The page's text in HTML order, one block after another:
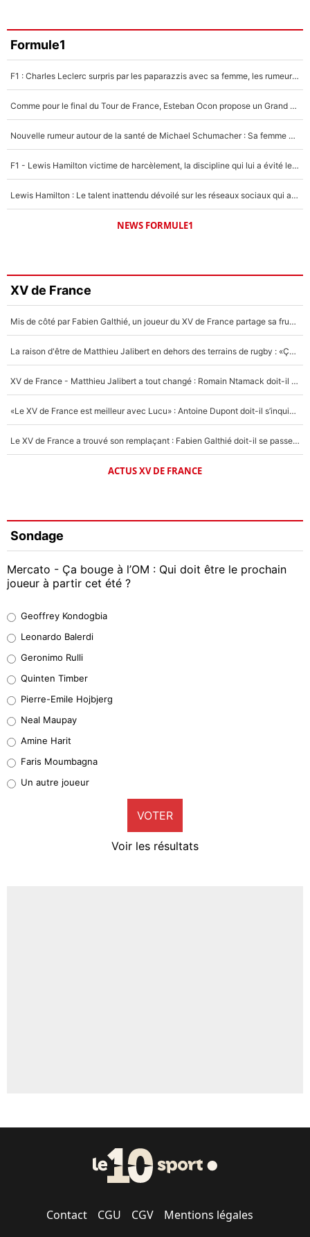
Formule1
F1 : Charles Leclerc surpris par les paparazzis avec sa femme, les rumeurs étaient vraies !
Comme pour le final du Tour de France, Esteban Ocon propose un Grand Prix de Formule 1 à Paris : «Autour de l’Arc de Triomphe, ce serait génial» !
Nouvelle rumeur autour de la santé de Michael Schumacher : Sa femme Corinna sort du silence
F1 - Lewis Hamilton victime de harcèlement, la discipline qui lui a évité le pire : «J'aurais probablement mal tourné»
Lewis Hamilton : Le talent inattendu dévoilé sur les réseaux sociaux qui a impressionné Kim Kardashian pendant leurs vacances en amoureux !
NEWS FORMULE1
XV de France
Mis de côté par Fabien Galthié, un joueur du XV de France partage sa frustration : «ils ne me l’ont pas dit tout de suite»
La raison d'être de Matthieu Jalibert en dehors des terrains de rugby : «Ça m'atteint autant que si tu touches à un membre de ma famille»
XV de France - Matthieu Jalibert a tout changé : Romain Ntamack doit-il s’inquiéter pour sa place à un an de la Coupe du monde ?
«Le XV de France est meilleur avec Lucu» : Antoine Dupont doit-il s’inquiéter pour sa place ?
Le XV de France a trouvé son remplaçant : Fabien Galthié doit-il se passer d'Antoine Dupont ?
ACTUS XV DE FRANCE
Sondage
Mercato - Ça bouge à l’OM : Qui doit être le prochain
joueur à partir cet été ?
38%
32%
4%
1%
9%
Geoffrey Kondogbia
Leonardo Balerdi
Geronimo Rulli
Quinten Timber
Pierre-Emile Hojbjerg
Neal Maupay
Amine Harit
Faris Moumbagna
Un autre joueur
VOTER
Voir les résultats
Contact CGU CGV Mentions légales